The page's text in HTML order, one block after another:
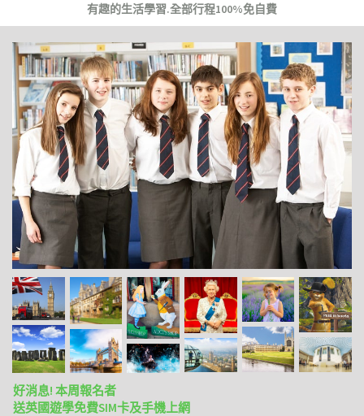
有趣的生活學習.全部行程100%免自費
好消息! 本周報名者
送英國遊學免費SIM卡及手機上網